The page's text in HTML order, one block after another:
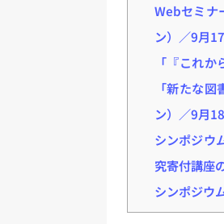
Webセミナ
ン）／9月17
「『これ
「新たな
ン）／9月18
シンポジウ
究寄付講座
シンポジウ